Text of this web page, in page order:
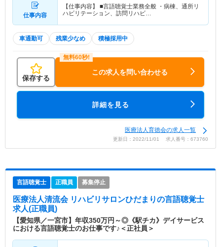
仕事内容
【仕事内容】 ■言語聴覚士業務全般 ・病棟、通所リ
ハビリテーション、訪問リハビ…
車通勤可 残業少なめ 積極採用中
保存する
この求人を問い合わせる
詳細を見る
医療法人育徳会の求人一覧
更新日：2022/11/01 求人番号：673760
言語聴覚士 正職員 募集停止
医療法人清流会 リハビリサロンひだまりの言語聴覚士
求人(正職員)
【愛知県／一宮市】年収350万円～◎《駅チカ》デイサービス
における言語聴覚士のお仕事です♪＜正社員＞